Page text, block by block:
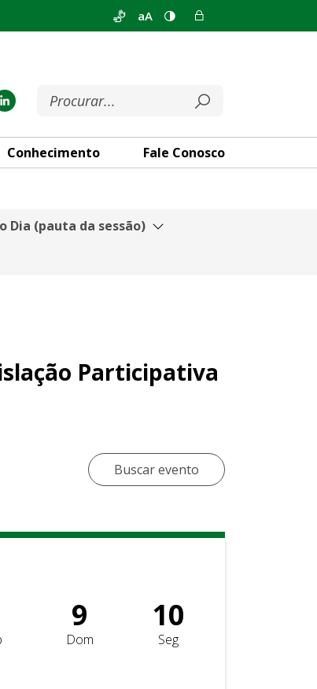
aA
Conhecimento Fale Conosco
Dia (pauta da sessão)
Participativa
Buscar evento
9
Dom
10
Seg